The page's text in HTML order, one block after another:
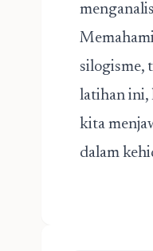
silogisme,
latihan ini,
kita
dalam